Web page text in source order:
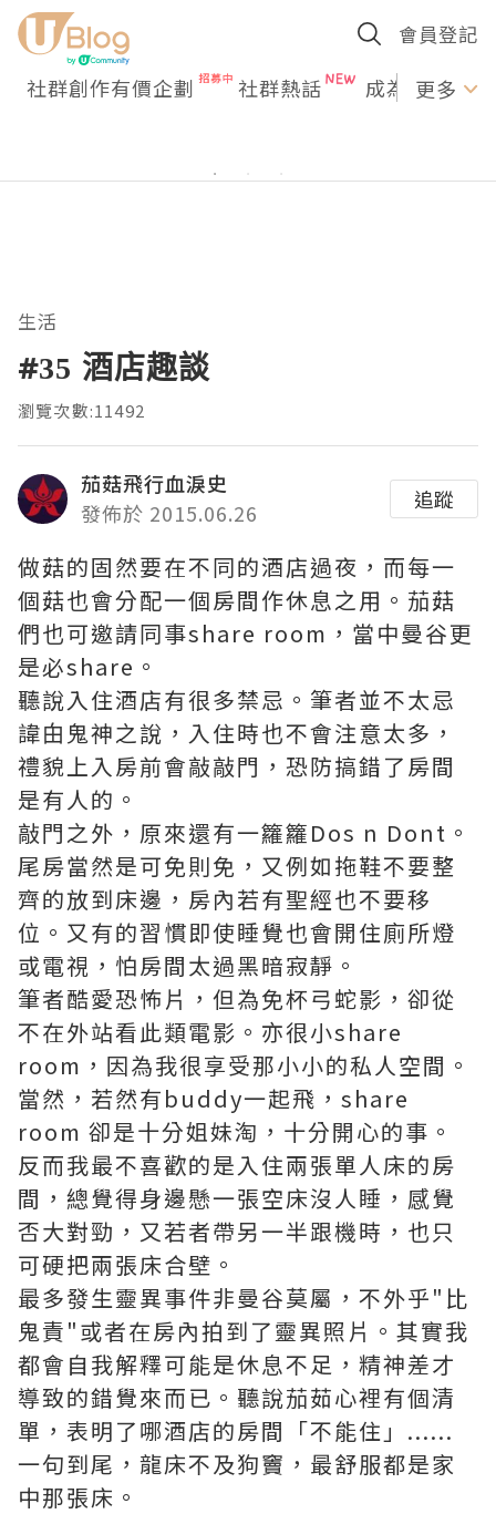
會員登記
社群創作有價企劃 社群熱話 成為U更多
生活
#35 酒店趣談
瀏覽次數:11492
茄菇飛行血淚史
發佈於 2015.06.26
追蹤
做菇的固然要在不同的酒店過夜，而每一
個菇也會分配一個房間作休息之用。茄菇
們也可邀請同事share room，當中曼谷更
是必share。
聽說入住酒店有很多禁忌。筆者並不太忌
諱甶鬼神之說，入住時也不會注意太多，
禮貌上入房前會敲敲門，恐防搞錯了房間
是有人的。
敲門之外，原來還有一籮籮Dos n Dont。
尾房當然是可免則免，又例如拖鞋不要整
齊的放到床邊，房內若有聖經也不要移
位。又有的習慣即使睡覺也會開住廁所燈
或電視，怕房間太過黑暗寂靜。
筆者酷愛恐怖片，但為免杯弓蛇影，卻從
不在外站看此類電影。亦很小share
room，因為我很享受那小小的私人空間。
當然，若然有buddy一起飛，share
room 卻是十分姐妹淘，十分開心的事。
反而我最不喜歡的是入住兩張單人床的房
間，總覺得身邊懸一張空床沒人睡，感覺
否大對勁，又若者帶另一半跟機時，也只
可硬把兩張床合壁。
最多發生靈異事件非曼谷莫屬，不外乎"比
鬼責"或者在房內拍到了靈異照片。其實我
都會自我解釋可能是休息不足，精神差才
導致的錯覺來而已。聽說茄茹心裡有個清
單，表明了哪酒店的房間「不能住」......
一句到尾，龍床不及狗竇，最舒服都是家
中那張床。